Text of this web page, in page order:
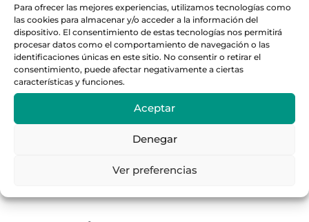
Para ofrecer las mejores experiencias, utilizamos tecnologías como
las cookies para almacenar y/o acceder a la información del
dispositivo. El consentimiento de estas tecnologías nos permitirá
procesar datos como el comportamiento de navegación o las
identificaciones únicas en este sitio. No consentir o retirar el
consentimiento, puede afectar negativamente a ciertas
características y funciones.
Aceptar
Denegar
Ver preferencias
Categorías
Madrid
Revenue management